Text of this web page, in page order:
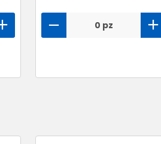
0 pz